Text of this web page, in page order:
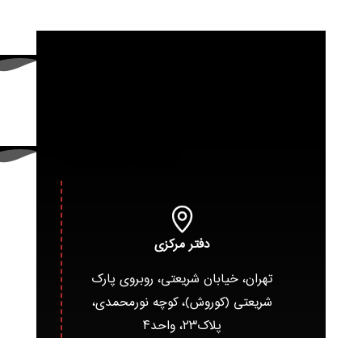
دفتر مرکزی
تهران، خیابان شریعتی، روبروی پارک
شریعتی (کوروش)، کوچه نورمحمدی،
پلاک۲۳، واحد۴